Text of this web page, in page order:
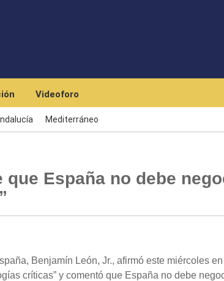
Videoforo
Mediterráneo
que España no debe
Benjamín León, Jr., afirmó este miércoles
críticas” y comentó que España no debe